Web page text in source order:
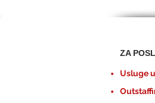
ZA
Usluge